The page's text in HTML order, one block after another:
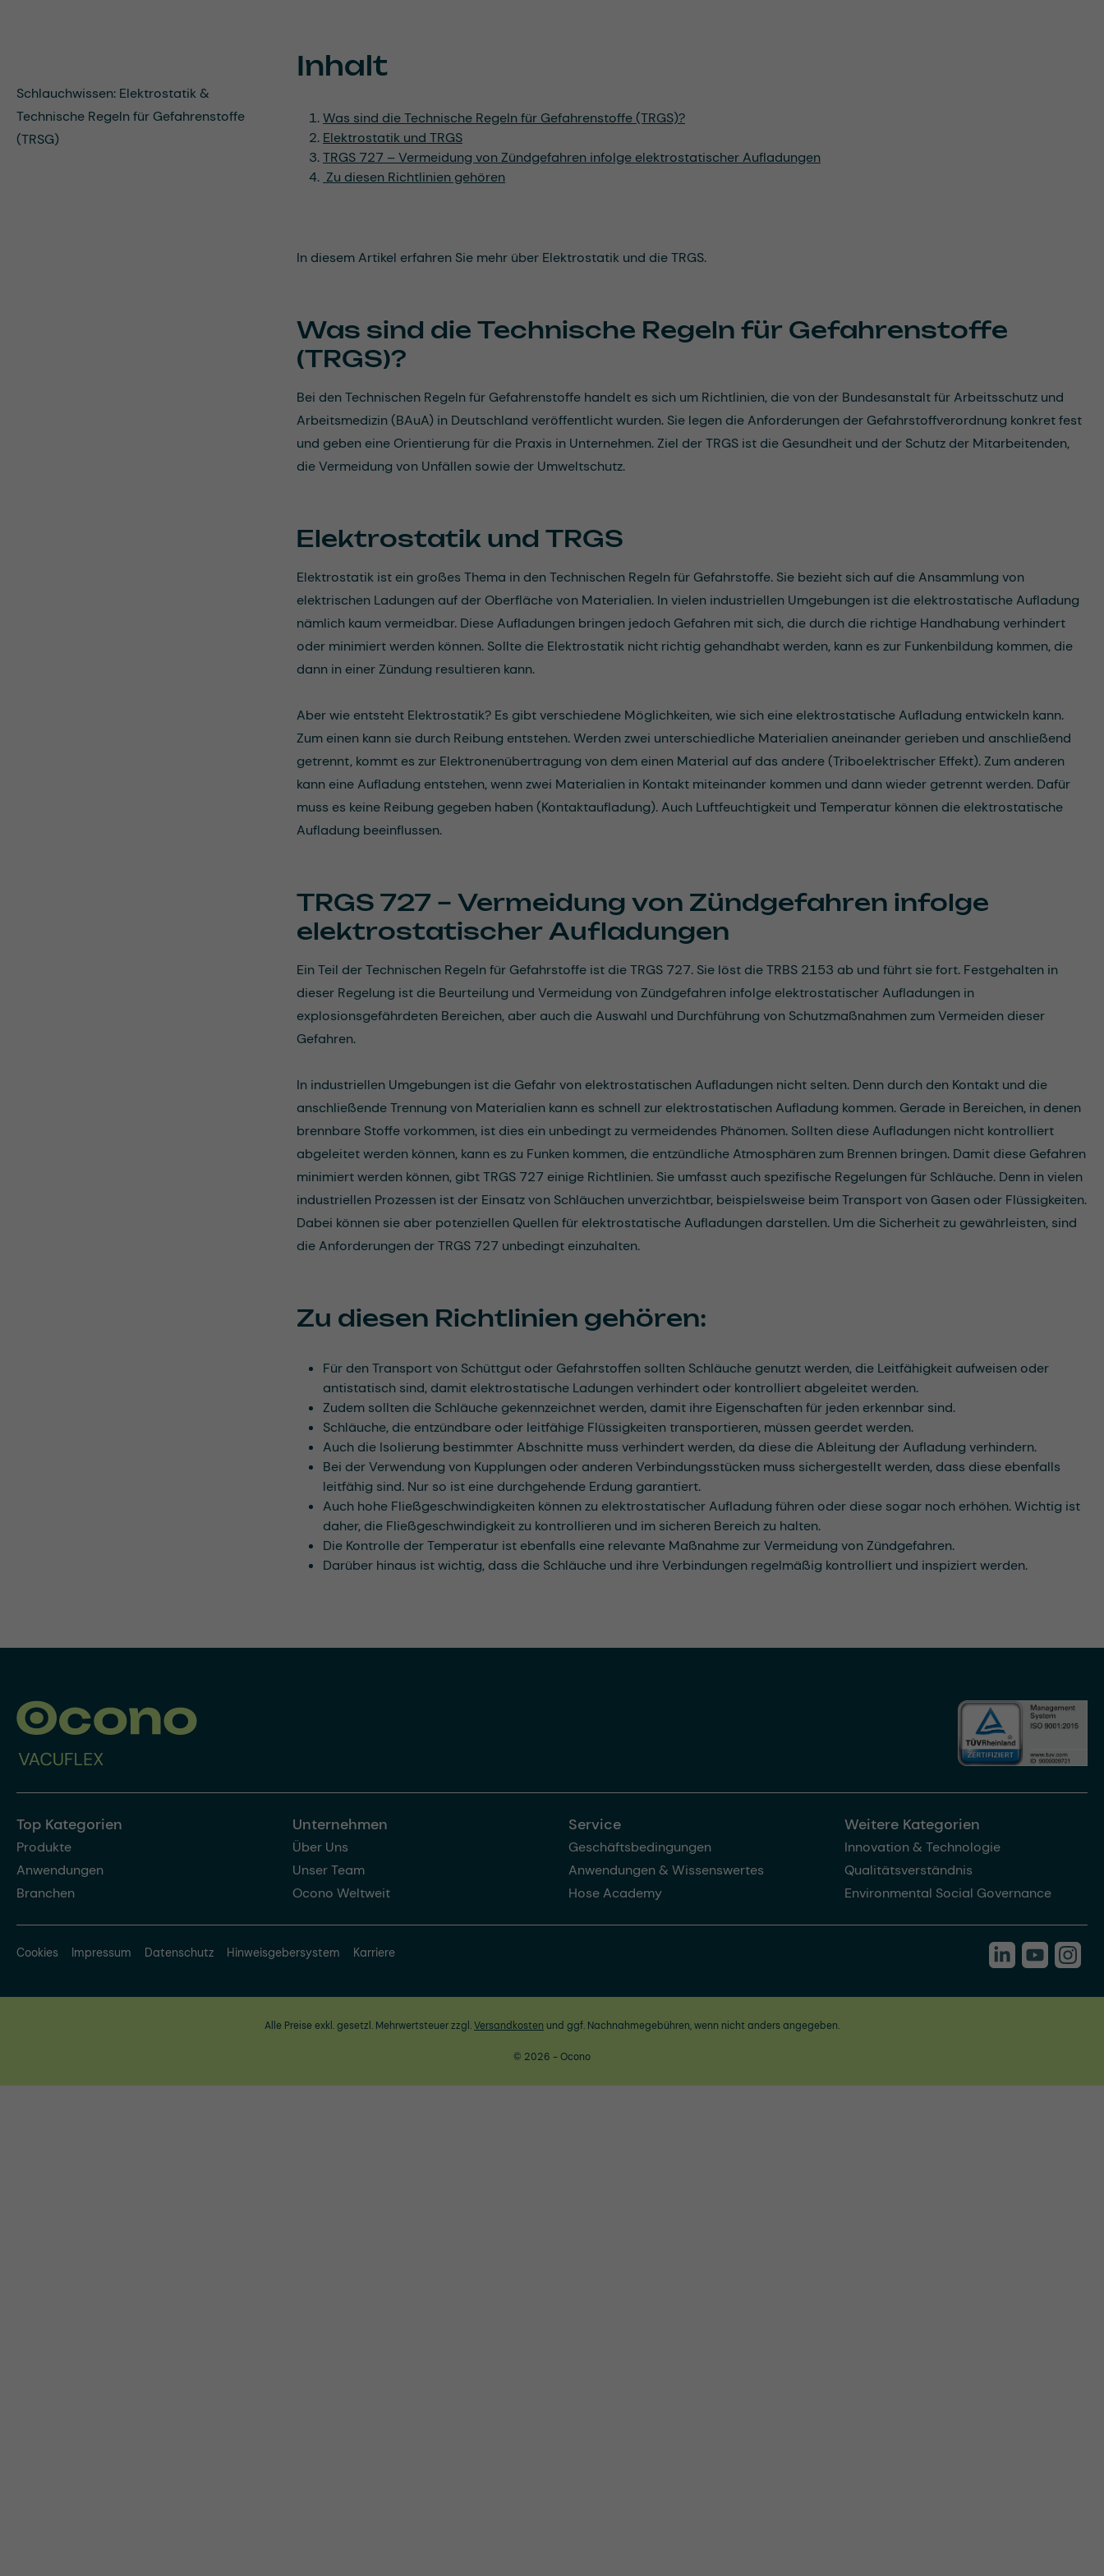
Schlauchwissen: Elektrostatik &
Technische Regeln für Gefahrenstoffe
(TRSG)
Inhalt
Was sind die Technische Regeln für Gefahrenstoffe (TRGS)?
Elektrostatik und TRGS
TRGS 727 – Vermeidung von Zündgefahren infolge elektrostatischer Aufladungen
Zu diesen Richtlinien gehören
In diesem Artikel erfahren Sie mehr über Elektrostatik und die TRGS.
Was sind die Technische Regeln für Gefahrenstoffe
(TRGS)?
Bei den Technischen Regeln für Gefahrenstoffe handelt es sich um Richtlinien, die von der Bundesanstalt für Arbeitsschutz und
Arbeitsmedizin (BAuA) in Deutschland veröffentlicht wurden. Sie legen die Anforderungen der Gefahrstoffverordnung konkret fest
und geben eine Orientierung für die Praxis in Unternehmen. Ziel der TRGS ist die Gesundheit und der Schutz der Mitarbeitenden,
die Vermeidung von Unfällen sowie der Umweltschutz.
Elektrostatik und TRGS
Elektrostatik ist ein großes Thema in den Technischen Regeln für Gefahrstoffe. Sie bezieht sich auf die Ansammlung von
elektrischen Ladungen auf der Oberfläche von Materialien. In vielen industriellen Umgebungen ist die elektrostatische Aufladung
nämlich kaum vermeidbar. Diese Aufladungen bringen jedoch Gefahren mit sich, die durch die richtige Handhabung verhindert
oder minimiert werden können. Sollte die Elektrostatik nicht richtig gehandhabt werden, kann es zur Funkenbildung kommen, die
dann in einer Zündung resultieren kann.
Aber wie entsteht Elektrostatik? Es gibt verschiedene Möglichkeiten, wie sich eine elektrostatische Aufladung entwickeln kann.
Zum einen kann sie durch Reibung entstehen. Werden zwei unterschiedliche Materialien aneinander gerieben und anschließend
getrennt, kommt es zur Elektronenübertragung von dem einen Material auf das andere (Triboelektrischer Effekt). Zum anderen
kann eine Aufladung entstehen, wenn zwei Materialien in Kontakt miteinander kommen und dann wieder getrennt werden. Dafür
muss es keine Reibung gegeben haben (Kontaktaufladung). Auch Luftfeuchtigkeit und Temperatur können die elektrostatische
Aufladung beeinflussen.
TRGS 727 – Vermeidung von Zündgefahren infolge
elektrostatischer Aufladungen
Ein Teil der Technischen Regeln für Gefahrstoffe ist die TRGS 727. Sie löst die TRBS 2153 ab und führt sie fort. Festgehalten in
dieser Regelung ist die Beurteilung und Vermeidung von Zündgefahren infolge elektrostatischer Aufladungen in
explosionsgefährdeten Bereichen, aber auch die Auswahl und Durchführung von Schutzmaßnahmen zum Vermeiden dieser
Gefahren.
In industriellen Umgebungen ist die Gefahr von elektrostatischen Aufladungen nicht selten. Denn durch den Kontakt und die
anschließende Trennung von Materialien kann es schnell zur elektrostatischen Aufladung kommen. Gerade in Bereichen, in denen
brennbare Stoffe vorkommen, ist dies ein unbedingt zu vermeidendes Phänomen. Sollten diese Aufladungen nicht kontrolliert
abgeleitet werden können, kann es zu Funken kommen, die entzündliche Atmosphären zum Brennen bringen. Damit diese Gefahren
minimiert werden können, gibt TRGS 727 einige Richtlinien. Sie umfasst auch spezifische Regelungen für Schläuche. Denn in vielen
industriellen Prozessen ist der Einsatz von Schläuchen unverzichtbar, beispielsweise beim Transport von Gasen oder Flüssigkeiten.
Dabei können sie aber potenziellen Quellen für elektrostatische Aufladungen darstellen. Um die Sicherheit zu gewährleisten, sind
die Anforderungen der TRGS 727 unbedingt einzuhalten.
Zu diesen Richtlinien gehören:
Für den Transport von Schüttgut oder Gefahrstoffen sollten Schläuche genutzt werden, die Leitfähigkeit aufweisen oder
antistatisch sind, damit elektrostatische Ladungen verhindert oder kontrolliert abgeleitet werden.
Zudem sollten die Schläuche gekennzeichnet werden, damit ihre Eigenschaften für jeden erkennbar sind.
Schläuche, die entzündbare oder leitfähige Flüssigkeiten transportieren, müssen geerdet werden.
Auch die Isolierung bestimmter Abschnitte muss verhindert werden, da diese die Ableitung der Aufladung verhindern.
Bei der Verwendung von Kupplungen oder anderen Verbindungsstücken muss sichergestellt werden, dass diese ebenfalls
leitfähig sind. Nur so ist eine durchgehende Erdung garantiert.
Auch hohe Fließgeschwindigkeiten können zu elektrostatischer Aufladung führen oder diese sogar noch erhöhen. Wichtig ist
daher, die Fließgeschwindigkeit zu kontrollieren und im sicheren Bereich zu halten.
Die Kontrolle der Temperatur ist ebenfalls eine relevante Maßnahme zur Vermeidung von Zündgefahren.
Darüber hinaus ist wichtig, dass die Schläuche und ihre Verbindungen regelmäßig kontrolliert und inspiziert werden.
Top Kategorien
Produkte
Anwendungen
Branchen
Unternehmen
Über Uns
Unser Team
Ocono Weltweit
Service
Geschäftsbedingungen
Anwendungen & Wissenswertes
Hose Academy
Weitere Kategorien
Innovation & Technologie
Qualitätsverständnis
Environmental Social Governance
Cookies Impressum Datenschutz Hinweisgebersystem Karriere
Alle Preise exkl. gesetzl. Mehrwertsteuer zzgl.Versandkosten und ggf. Nachnahmegebühren, wenn nicht anders angegeben.
© 2026 - Ocono